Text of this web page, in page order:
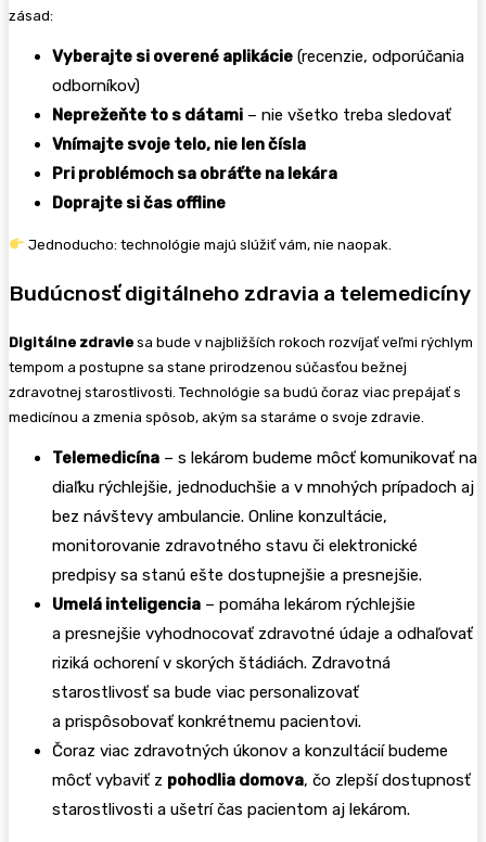
zásad:
Vyberajte si overené aplikácie (recenzie, odporúčania
odborníkov)
Neprežeňte to s dátami – nie všetko treba sledovať
Vnímajte svoje telo, nie len čísla
Pri problémoch sa obráťte na lekára
Doprajte si čas offline
Jednoducho: technológie majú slúžiť vám, nie naopak.
Budúcnosť digitálneho zdravia a telemedicíny
Digitálne zdravie sa bude v najbližších rokoch rozvíjať veľmi rýchlym
tempom a postupne sa stane prirodzenou súčasťou bežnej
zdravotnej starostlivosti. Technológie sa budú čoraz viac prepájať s
medicínou a zmenia spôsob, akým sa staráme o svoje zdravie.
Telemedicína – s lekárom budeme môcť komunikovať na
diaľku rýchlejšie, jednoduchšie a v mnohých prípadoch aj
bez návštevy ambulancie. Online konzultácie,
monitorovanie zdravotného stavu či elektronické
predpisy sa stanú ešte dostupnejšie a presnejšie.
Umelá inteligencia – pomáha lekárom rýchlejšie
a presnejšie vyhodnocovať zdravotné údaje a odhaľovať
riziká ochorení v skorých štádiách. Zdravotná
starostlivosť sa bude viac personalizovať
a prispôsobovať konkrétnemu pacientovi.
Čoraz viac zdravotných úkonov a konzultácií budeme
môcť vybaviť z pohodlia domova, čo zlepší dostupnosť
starostlivosti a ušetrí čas pacientom aj lekárom.